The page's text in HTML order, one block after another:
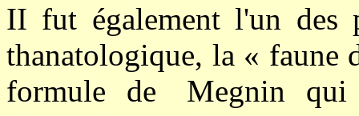
II fut également l'un des
thanatologique, la « faune
formule de Megnin qui